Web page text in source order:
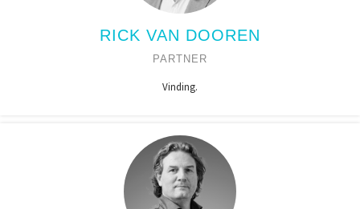
RICK VAN DOOREN
PARTNER
Vinding.